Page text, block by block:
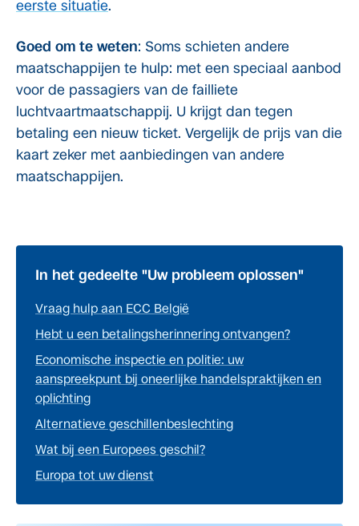
eerste situatie.
Goed om te weten: Soms schieten andere
maatschappijen te hulp: met een speciaal aanbod
voor de passagiers van de failliete
luchtvaartmaatschappij. U krijgt dan tegen
betaling een nieuw ticket. Vergelijk de prijs van die
kaart zeker met aanbiedingen van andere
maatschappijen.
In het gedeelte "Uw probleem oplossen"
Vraag hulp aan ECC België
Hebt u een betalingsherinnering ontvangen?
Economische inspectie en politie: uw
aanspreekpunt bij oneerlijke handelspraktijken en
oplichting
Alternatieve geschillenbeslechting
Wat bij een Europees geschil?
Europa tot uw dienst